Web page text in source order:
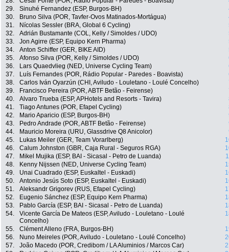
29.
Sinuhé Fernandez (ESP, Burgos-BH)
30.
Bruno Silva (POR, Tavfer-Ovos Matinados-Mortágua)
31.
Nícolas Sessler (BRA, Global 6 Cycling)
32.
Adrián Bustamante (COL, Kelly / Simoldes / UDO)
33.
Jon Agirre (ESP, Equipo Kern Pharma)
34.
Anton Schiffer (GER, BIKE AID)
35.
Afonso Silva (POR, Kelly / Simoldes / UDO)
36.
Lars Quaedvlieg (NED, Universe Cycling Team)
37.
Luís Fernandes (POR, Rádio Popular - Paredes - Boavista)
38.
Carlos Iván Oyarzún (CHI, Aviludo - Louletano - Loulé Concelho)
39.
Francisco Pereira (POR, ABTF Betão - Feirense)
40.
Alvaro Trueba (ESP, APHotels and Resorts - Tavira)
41.
Tiago Antunes (POR, Efapel Cycling)
42.
Mario Aparicio (ESP, Burgos-BH)
43.
Pedro Andrade (POR, ABTF Betão - Feirense)
44.
Mauricio Moreira (URU, Glassdrive Q8 Anicolor)
45.
Lukas Meiler (GER, Team Vorarlberg)
46.
Calum Johnston (GBR, Caja Rural - Seguros RGA)
47.
Mikel Mujika (ESP, BAI - Sicasal - Petro de Luanda)
48.
Kenny Nijssen (NED, Universe Cycling Team)
49.
Unai Cuadrado (ESP, Euskaltel - Euskadi)
50.
Antonio Jesús Soto (ESP, Euskaltel - Euskadi)
51.
Aleksandr Grigorev (RUS, Efapel Cycling)
52.
Eugenio Sánchez (ESP, Equipo Kern Pharma)
53.
Pablo García (ESP, BAI - Sicasal - Petro de Luanda)
54.
Vicente García De Mateos (ESP, Aviludo - Louletano - Loulé
Concelho)
55. Clément Alleno (FRA, Burgos-BH)
56.
Nuno Meireles (POR, Aviludo - Louletano - Loulé Concelho)
57.
João Macedo (POR, Credibom / LA Aluminios / Marcos Car)